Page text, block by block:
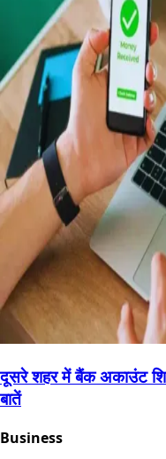
दूसरे शहर में बैंक अकाउंट
बातें
Business